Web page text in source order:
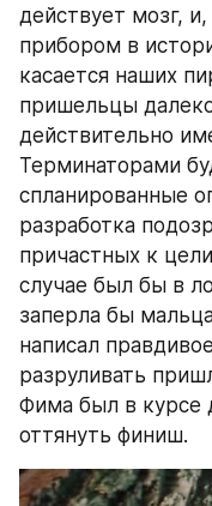
действует мозг,
прибором в
касается наших
пришельцы
действительно
Терминаторами
спланированные
разработка
причастных к
случае был бы в
заперла бы
написал
разруливать
Фима был в курсе
оттянуть финиш.